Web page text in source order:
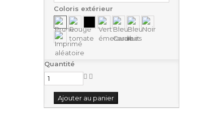
Coloris extérieur
Quantité
Ajouter au panier